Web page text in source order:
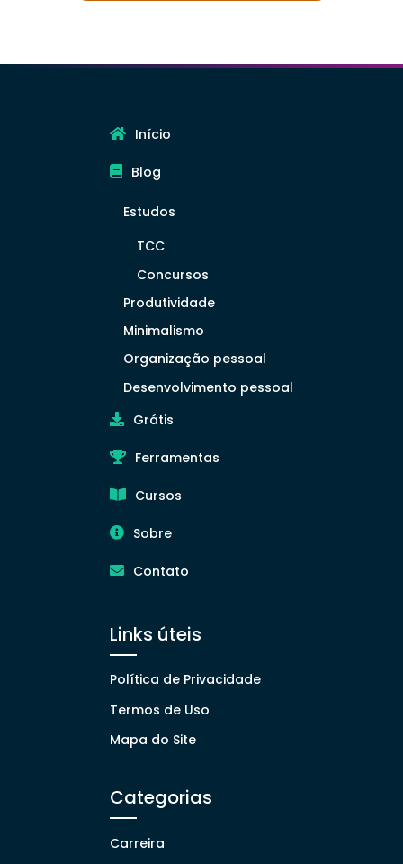
Início
Blog
Estudos
TCC
Concursos
Produtividade
Minimalismo
Organização pessoal
Desenvolvimento pessoal
Grátis
Ferramentas
Cursos
Sobre
Contato
Links úteis
Política de Privacidade
Termos de Uso
Mapa do Site
Categorias
Carreira